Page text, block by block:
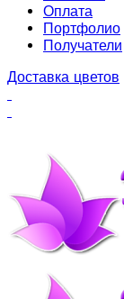
Оплата
Портфолио
Получатели
Доставка цветов